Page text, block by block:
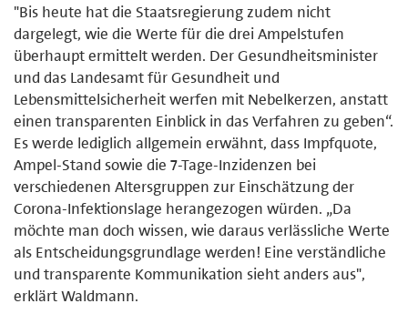
"Bis heute hat die Staatsregierung zudem nicht
dargelegt, wie die Werte für die drei Ampelstufen
überhaupt ermittelt werden. Der Gesundheitsminister
und das Landesamt für Gesundheit und
Lebensmittelsicherheit werfen mit Nebelkerzen, anstatt
einen transparenten Einblick in das Verfahren zu geben“.
Es werde lediglich allgemein erwähnt, dass Impfquote,
Ampel-Stand sowie die 7-Tage-Inzidenzen bei
verschiedenen Altersgruppen zur Einschätzung der
Corona-Infektionslage herangezogen würden. „Da
möchte man doch wissen, wie daraus verlässliche Werte
als Entscheidungsgrundlage werden! Eine verständliche
und transparente Kommunikation sieht anders aus",
erklärt Waldmann.